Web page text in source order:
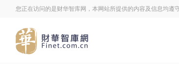
您正在访问的是财华智库网，本网站所提供的内容及信息均遵